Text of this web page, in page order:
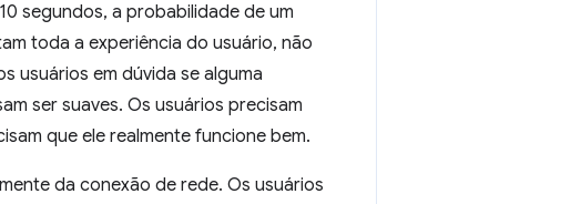
segundos, a probabilidade de um
toda a experiência do usuário, não
usuários em dúvida se alguma
ser suaves. Os usuários precisam
que ele realmente funcione bem.
da conexão de rede. Os usuários